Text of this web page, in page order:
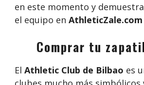
en este momento y
el equipo en AthleticZale.com
Comprar tu
El Athletic Club de Bilbao es